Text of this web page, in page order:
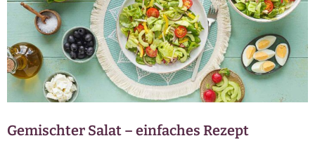
Gemischter Salat – einfaches Rezept